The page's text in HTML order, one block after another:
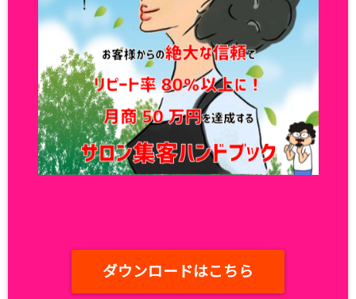
ダウンロードはこちら